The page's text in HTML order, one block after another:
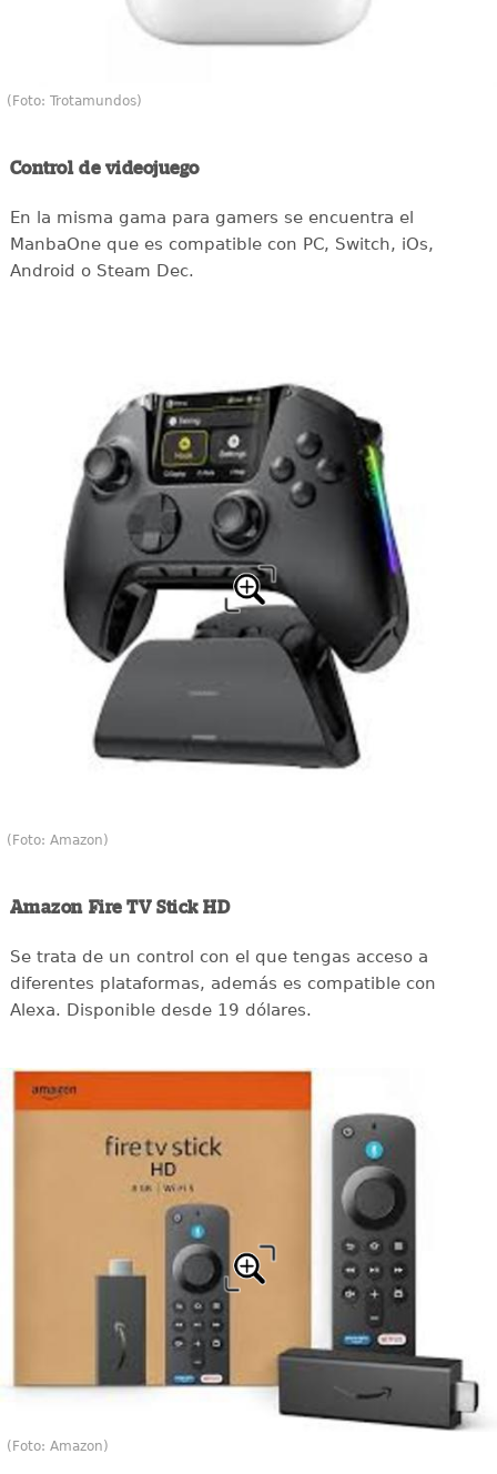
(Foto: Trotamundos)
Control de videojuego
En la misma gama para gamers se encuentra el
ManbaOne que es compatible con PC, Switch, iOs,
Android o Steam Dec.
(Foto: Amazon)
Amazon Fire TV Stick HD
Se trata de un control con el que tengas acceso a
diferentes plataformas, además es compatible con
Alexa. Disponible desde 19 dólares.
(Foto: Amazon)